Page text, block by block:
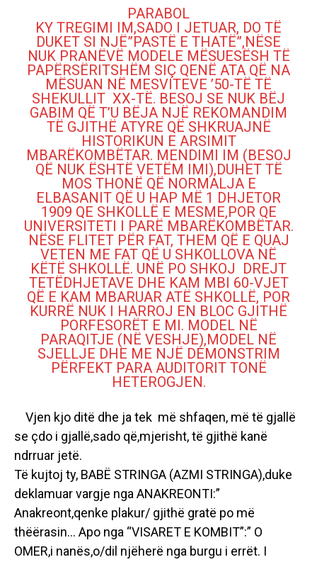
PARABOL
KY TREGIMI IM,SADO I JETUAR, DO TË
DUKET SI NJË”PASTË E THATË”,NËSE
NUK PRANËVË MODELE MËSUESËSH TË
PAPËRSËRITSHËM SIÇ QENË ATA QË NA
MËSUAN NË MESVITEVE ’50-TË TË
SHEKULLIT XX-TË. BESOJ SE NUK BËJ
GABIM QË T’U BËJA NJË REKOMANDIM
TË GJITHË ATYRE QË SHKRUAJNË
HISTORIKUN E ARSIMIT
MBARËKOMBËTAR. MENDIMI IM (BESOJ
QË NUK ËSHTË VETËM IMI),DUHET TË
MOS THONË QË NORMALJA E
ELBASANIT QË U HAP MË 1 DHJETOR
1909 QE SHKOLLË E MESME,POR QE
UNIVERSITETI I PARË MBARËKOMBËTAR.
NËSE FLITET PËR FAT, THEM QË E QUAJ
VETEN ME FAT QË U SHKOLLOVA NË
KËTË SHKOLLË. UNË PO SHKOJ DREJT
TETËDHJETAVE DHE KAM MBI 60-VJET
QË E KAM MBARUAR ATË SHKOLLË, POR
KURRË NUK I HARROJ EN BLOC GJITHË
PORFESORËT E MI. MODEL NË
PARAQITJE (NË VESHJE),MODEL NË
SJELLJE DHE ME NJË DEMONSTRIM
PËRFEKT PARA AUDITORIT TONË
HETEROGJEN.
Vjen kjo ditë dhe ja tek më shfaqen, më të gjallë
se çdo i gjallë,sado që,mjerisht, të gjithë kanë
ndrruar jetë.
Të kujtoj ty, BABË STRINGA (AZMI STRINGA),duke
deklamuar vargje nga ANAKREONTI:”
Anakreont,qenke plakur/ gjithë gratë po më
thëërasin… Apo nga “VISARET E KOMBIT”:” O
OMER,i nanës,o/dil njëherë nga burgu i errët. I